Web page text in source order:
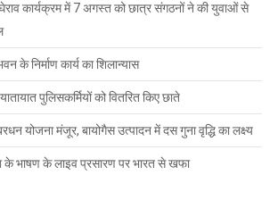
कार्यक्रम में 7 अगस्त को छात्र संगठनों ने की युवाओं से
के निर्माण कार्य का शिलान्यास
पुलिसकर्मियों को वितरित किए छाते
योजना मंजूर, बायोगैस उत्पादन में दस गुना वृद्धि का लक्ष्य
के भाषण के लाइव प्रसारण पर भारत से खफा